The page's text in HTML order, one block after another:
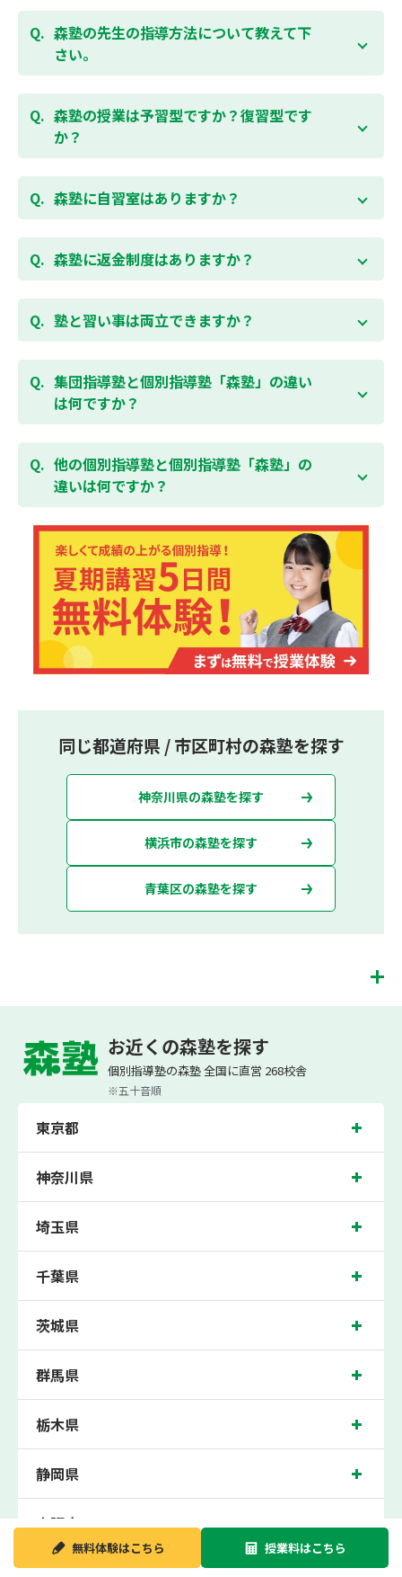
ご相談（お問合わせ）はこちら
お子様お一人おひとりの学校進度やテスト範囲にあわ
せて授業をすすめますので、定期テスト対策に繋がり
ます。森塾では、テスト直前に自分の予定にあわせ
て、テスト対策授業の追加ができます。 受講中の科目
ど）も可能です。 普段忙しくてなかなか手が回らない
科目も、テスト前に集中して対策できると好評です。
森塾の先生の指導方法について教えて下
さい。
「質量ともに日本一」と自負する研修制度を受け、知
識や教え方を習得した先生が、一人ひとりの能力、個
性に合わせて個別指導いたします。先生とお子様の相
性を大切にするために、相性が合わなければ先生変更
森塾の授業は予習型ですか？復習型です
か？
春期・夏期等の講習以外では森塾の授業は学校で習っ
たところを教える「復習型授業」ではなく、塾で習っ
のが楽しくなります。
勉強が楽しくなるとテストの成績が上がり、テストの
様の成績アップを目指しましょう！まずは無料授業体
験を！
無料体験はこちら
森塾に自習室はありますか？
各校舎に完備しています。
空いている時間があれば、学校の授業の予習や宿題、
森塾に返金制度はありますか？
森塾では保護者様に「安心して」入塾をご検討いただ
くために、ご入塾後4回授業を受けられるまでに入塾
「全額」を返金させていただく「返金制度」をご用意
しております。
塾と習い事は両立できますか？
森塾は個別指導ですので、時間や曜日を自由に選択す
ることができます。そのため、部活やすでにお通いの
習い事などと無理なく両立することができます。
集団指導塾と個別指導塾「森塾」の違い
は何ですか？
集団指導塾は多人数の生徒に対して授業を行う学校の
授業と似たスタイルでの指導となりますが、個別指導
塾の森塾は一人ひとりの学習スピードに合わせて個別
に指導します。
他の個別指導塾と個別指導塾「森塾」の
違いは何ですか？
個別指導塾の森塾は、「先生1人に生徒2人まで」の個
別指導で、「1科目＋20点の成績保証」が大評判の塾
です。しかも、「保護者様にも安心の授業料」で、多
くの保護者様からご好評いただいております。
同じ都道府県 / 市区町村の森塾を探す
神奈川県の森塾を探す
横浜市の森塾を探す
青葉区の森塾を探す
（算数・英語・国語）[個別]とDOJO[集団]、中学生は5科目（数学・英語・国語・
理科・社会）、高校生は7科目（数学・英語・国語[古典・現代文]・理科[物理・化
学・生物・地学]・地理歴史・公民・小論文）を提供しています。
また、個別指導塾「森塾」では「成績保証制度」を提供しており、高校生の入塾後
満でご入塾の場合、受講科目が1科目で+20点以上。60点以上でご入塾の場合、そ
上がらなければ、3学期目の対象科目授業料を全額免除し、1学期間無料で指導させ
ていただきます。＊定期テストの一科目あたりの満点数が100点でない地域では、
100点満点に換算した場合の上記 記載点数相当の内容を保証させていただきます。
各小学校や、青葉台中学校、谷本中学校、奈良中学校、あかね台中学校、緑が丘中
向けた受験指導などを実施。
青葉台近くの塾・個別指導塾。神奈川県横浜市の小学生・中学生・高校生の成績ア
ップの塾・個別指導塾なら「森塾 青葉台校」へ。
青葉台校の住所は神奈川県横浜市。周辺にはSoftBankショップやファミリーマー
青葉台校は地域の評判を呼び、青葉台駅はもちろん、近隣の藤が丘駅や田奈駅から
もお通いいただいております。無料体験受付中です！
お近くの森塾を探す
個別指導塾の森塾 全国に直営 268校舎
※五十音順
東京都
神奈川県
埼玉県
千葉県
茨城県
群馬県
栃木県
静岡県
大阪府
新潟県
無料体験はこちら 授業料はこちら